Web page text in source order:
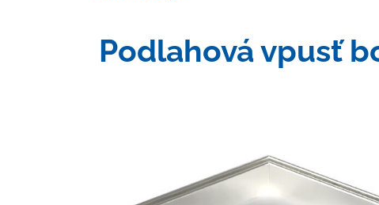
Podlahová vpusť